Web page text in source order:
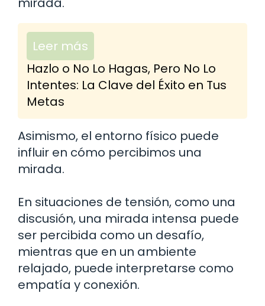
Leer más
Hazlo o No Lo Hagas, Pero No Lo
Intentes: La Clave del Éxito en Tus
Metas
Asimismo, el entorno físico puede
influir en cómo percibimos una
mirada.
En situaciones de tensión, como una
discusión, una mirada intensa puede
ser percibida como un desafío,
mientras que en un ambiente
relajado, puede interpretarse como
empatía y conexión.